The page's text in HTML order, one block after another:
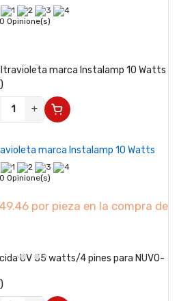
0 Opinione(s)
+
marca Instalamp 10 Watts
0 Opinione(s)
por pieza en la compra de